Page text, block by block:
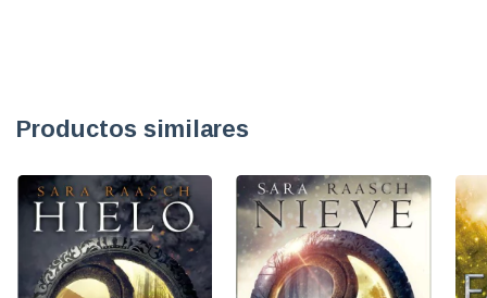
Productos similares